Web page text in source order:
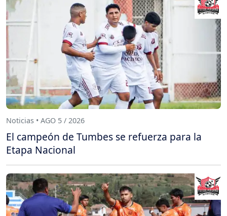
Noticias • AGO 5 / 2026
El campeón de Tumbes se refuerza para la
Etapa Nacional